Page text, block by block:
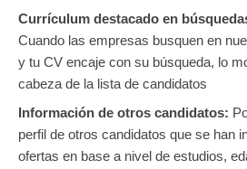
Currículum destacado en
Cuando las empresas busquen en
y tu CV encaje con su búsqueda, lo
cabeza de la lista de candidatos
Información de otros candidatos:
perfil de otros candidatos que se han
ofertas en base a nivel de estudios,